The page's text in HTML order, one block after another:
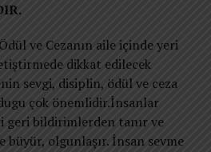
ve Cezanın aile içinde yeri
dikkat edilecek
sevgi, disiplin, ödül ve ceza
çok önemlidir.İnsanlar
geri bildirimlerden tanır ve
büyür, olgunlaşır. İnsan sevme